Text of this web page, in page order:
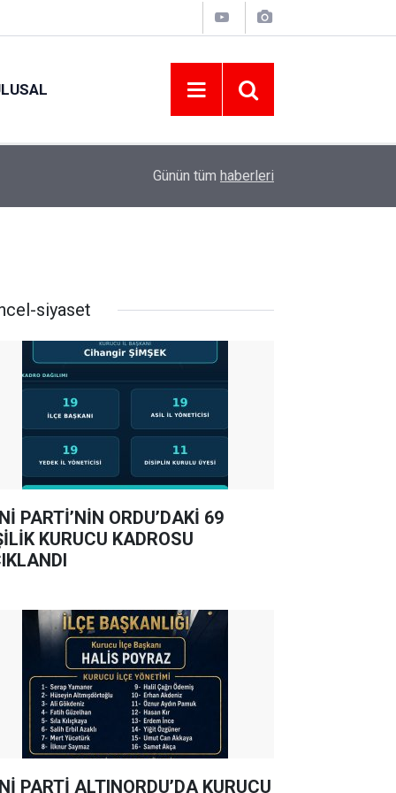
ORDU ASKF’DEN İŞ DÜNYASINA AMATÖR
Günün tüm haberleri
siyaset
PARTİ’NİN ORDU’DAKİ 69
KURUCU KADROSU
PARTİ ALTINORDU’DA KURUCU